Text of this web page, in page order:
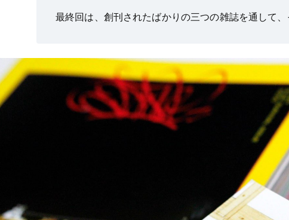
最終回は、創刊されたばかりの三つの雑誌を通して、